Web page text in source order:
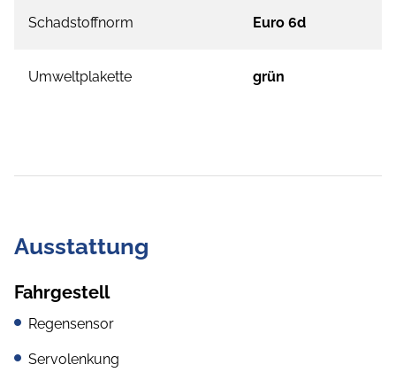
Schadstoffnorm Euro 6d
Umweltplakette grün
Ausstattung
Fahrgestell
Regensensor
Servolenkung